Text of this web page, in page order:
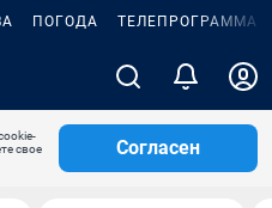
ПОГОДА ТЕЛЕПРОГРАММА
свое
Согласен